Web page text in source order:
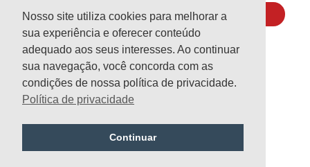
Lección anterior
Publicar un comentario
Nosso site utiliza cookies para melhorar a
sua experiência e oferecer conteúdo
adequado aos seus interesses. Ao continuar
sua navegação, você concorda com as
condições de nossa política de privacidade.
Política de privacidade
Continuar